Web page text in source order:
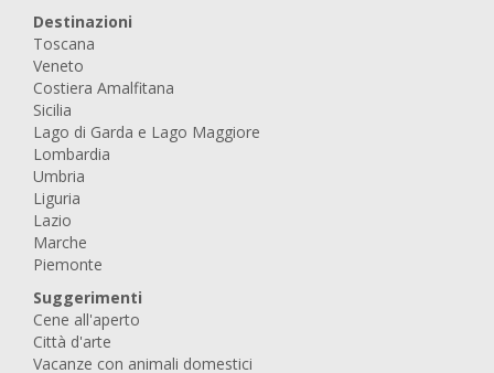
Destinazioni
Toscana
Veneto
Costiera Amalfitana
Sicilia
Lago di Garda e Lago Maggiore
Lombardia
Umbria
Liguria
Lazio
Marche
Piemonte
Suggerimenti
Cene all'aperto
Città d'arte
Vacanze con animali domestici